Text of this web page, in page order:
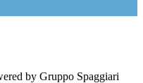
by Gruppo Spaggiari